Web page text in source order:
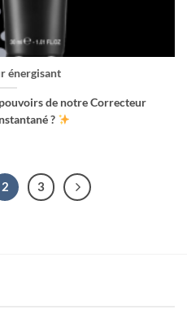
énergisant
de notre Correcteur
?
2 3